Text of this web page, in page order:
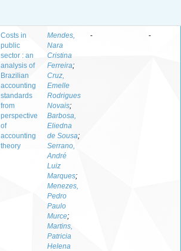
Costs in
public
sector : an
analysis of
Brazilian
accounting
standards
from
perspective
of
accounting
theory
Mendes,
Nara
Cristina
Ferreira;
Cruz,
Emelle
Rodrigues
Novais;
Barbosa,
Eliedna
de Sousa;
Serrano,
André
Luiz
Marques;
Menezes,
Pedro
Paulo
Murce;
Martins,
Patricia
Helena
- -